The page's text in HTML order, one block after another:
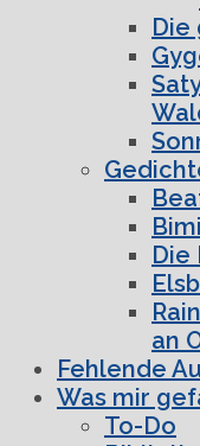
Die
Die
an
Fehlende
Was mir
To-Do